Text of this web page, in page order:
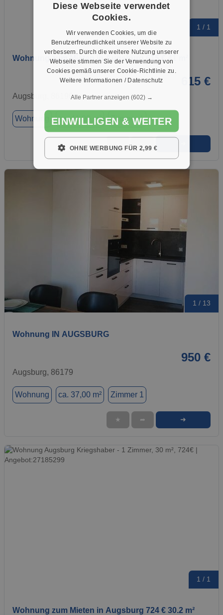
1 / 1
Wohnung zum Mieten in Augsburg 615 € 41 m²
615 €
Augsburg, 86199
Wohnung ca. 41,00 m² Zimmer 1
1 / 13
Wohnung IN AUGSBURG
950 €
Augsburg, 86179
Wohnung ca. 37,00 m² Zimmer 1
★ ➦ ➜
1 / 1
Wohnung zum Mieten in Augsburg 724 € 30.2 m²
Diese Webseite verwendet
Cookies.
Wir verwenden Cookies, um die
Benutzerfreundlichkeit unserer Website zu
verbessern. Durch die weitere Nutzung unserer
Webseite stimmen Sie der Verwendung von
Cookies gemäß unserer Cookie-Richtlinie zu.
Weitere Informationen / Datenschutz
Alle Partner anzeigen (602) →
EINWILLIGEN & WEITER
OHNE WERBUNG FÜR 2,99 €